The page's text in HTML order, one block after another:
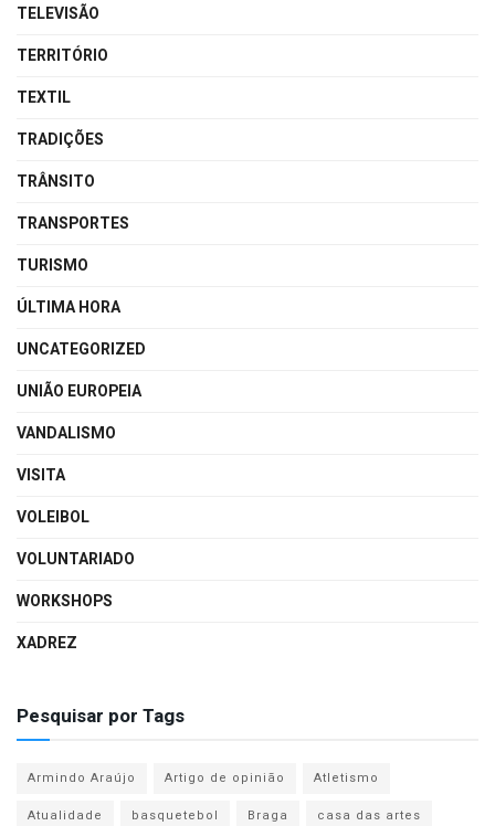
TELEVISÃO
TERRITÓRIO
TEXTIL
TRADIÇÕES
TRÂNSITO
TRANSPORTES
TURISMO
ÚLTIMA HORA
UNCATEGORIZED
UNIÃO EUROPEIA
VANDALISMO
VISITA
VOLEIBOL
VOLUNTARIADO
WORKSHOPS
XADREZ
Pesquisar por Tags
Armindo Araújo Artigo de opinião
Atletismo
Atualidade
basquetebol Braga
casa das artes